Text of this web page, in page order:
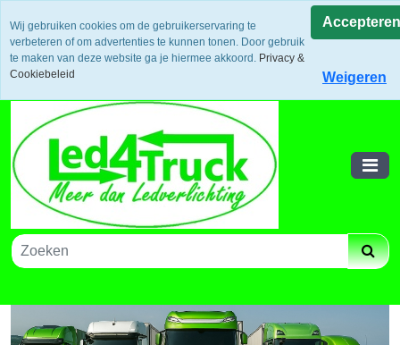
Uw voordeel: Gratis verzending vanaf €300,- in europa / 14
dagen bedenktijd en retouneren / Veilige betalingen /
Bestelling volgen via track and trace
Winkelwagen
Wij gebruiken cookies om de gebruikerservaring te
verbeteren of om advertenties te kunnen tonen. Door gebruik
te maken van deze website ga je hiermee akkoord. Privacy &
Cookiebeleid
Accepteren
Weigeren